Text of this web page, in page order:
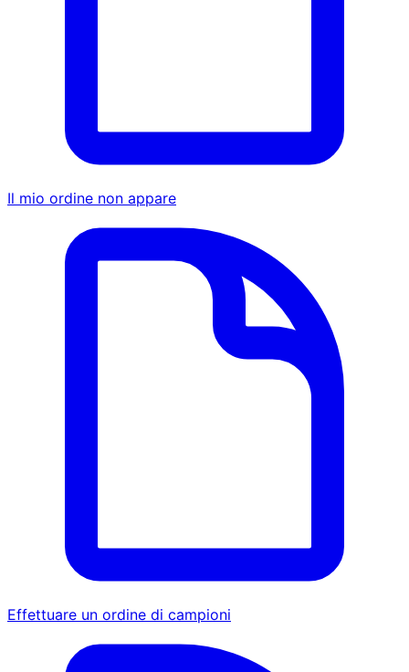
Il mio ordine non appare
Effettuare un ordine di campioni